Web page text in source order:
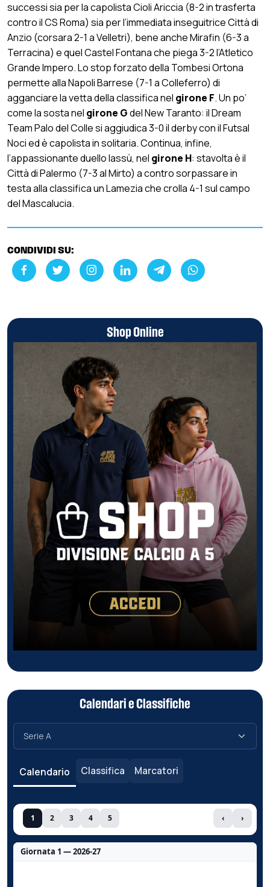
successi sia per la capolista Cioli Ariccia (8-2 in trasferta
contro il CS Roma) sia per l’immediata inseguitrice Città di
Anzio (corsara 2-1 a Velletri), bene anche Mirafin (6-3 a
Terracina) e quel Castel Fontana che piega 3-2 l’Atletico
Grande Impero. Lo stop forzato della Tombesi Ortona
permette alla Napoli Barrese (7-1 a Colleferro) di
agganciare la vetta della classifica nel girone F. Un po’
come la sosta nel girone Gdel New Taranto: il Dream
Team Palo del Colle si aggiudica 3-0 il derby con il Futsal
Noci ed è capolista in solitaria. Continua, infine,
l’appassionante duello lassù, nel girone H: stavolta è il
Città di Palermo (7-3 al Mirto) a contro sorpassare in
testa alla classifica un Lamezia che crolla 4-1 sul campo
del Mascalucia.
CONDIVIDI SU:
Shop Online
Calendari e Classifiche
Calendario Classifica Marcatori
1 2 3 4 5 ‹ ›
Giornata 1 — 2026-27